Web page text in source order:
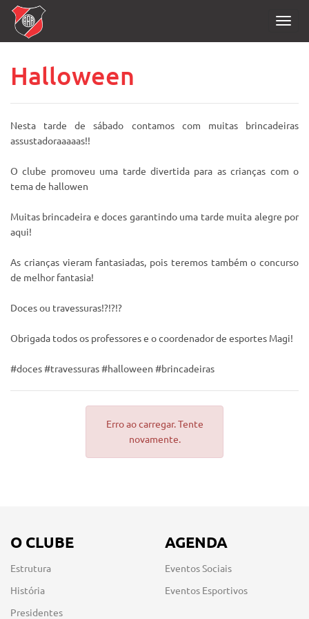
Halloween
Nesta tarde de sábado contamos com muitas brincadeiras
assustadoraaaaas!!
O clube promoveu uma tarde divertida para as crianças com o
tema de hallowen
Muitas brincadeira e doces garantindo uma tarde muita alegre por
aqui!
As crianças vieram fantasiadas, pois teremos também o concurso
de melhor fantasia!
Doces ou travessuras!?!?!?
Obrigada todos os professores e o coordenador de esportes Magi!
#doces #travessuras #halloween #brincadeiras
Erro ao carregar. Tente
novamente.
O CLUBE
Estrutura
História
Presidentes
AGENDA
Eventos Sociais
Eventos Esportivos